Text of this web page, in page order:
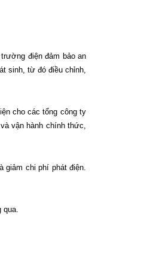
điện đảm bảo an
sinh, từ đó điều chỉnh,
cho các tổng công ty
vận hành chính thức,
giảm chi phí phát điện.
qua.